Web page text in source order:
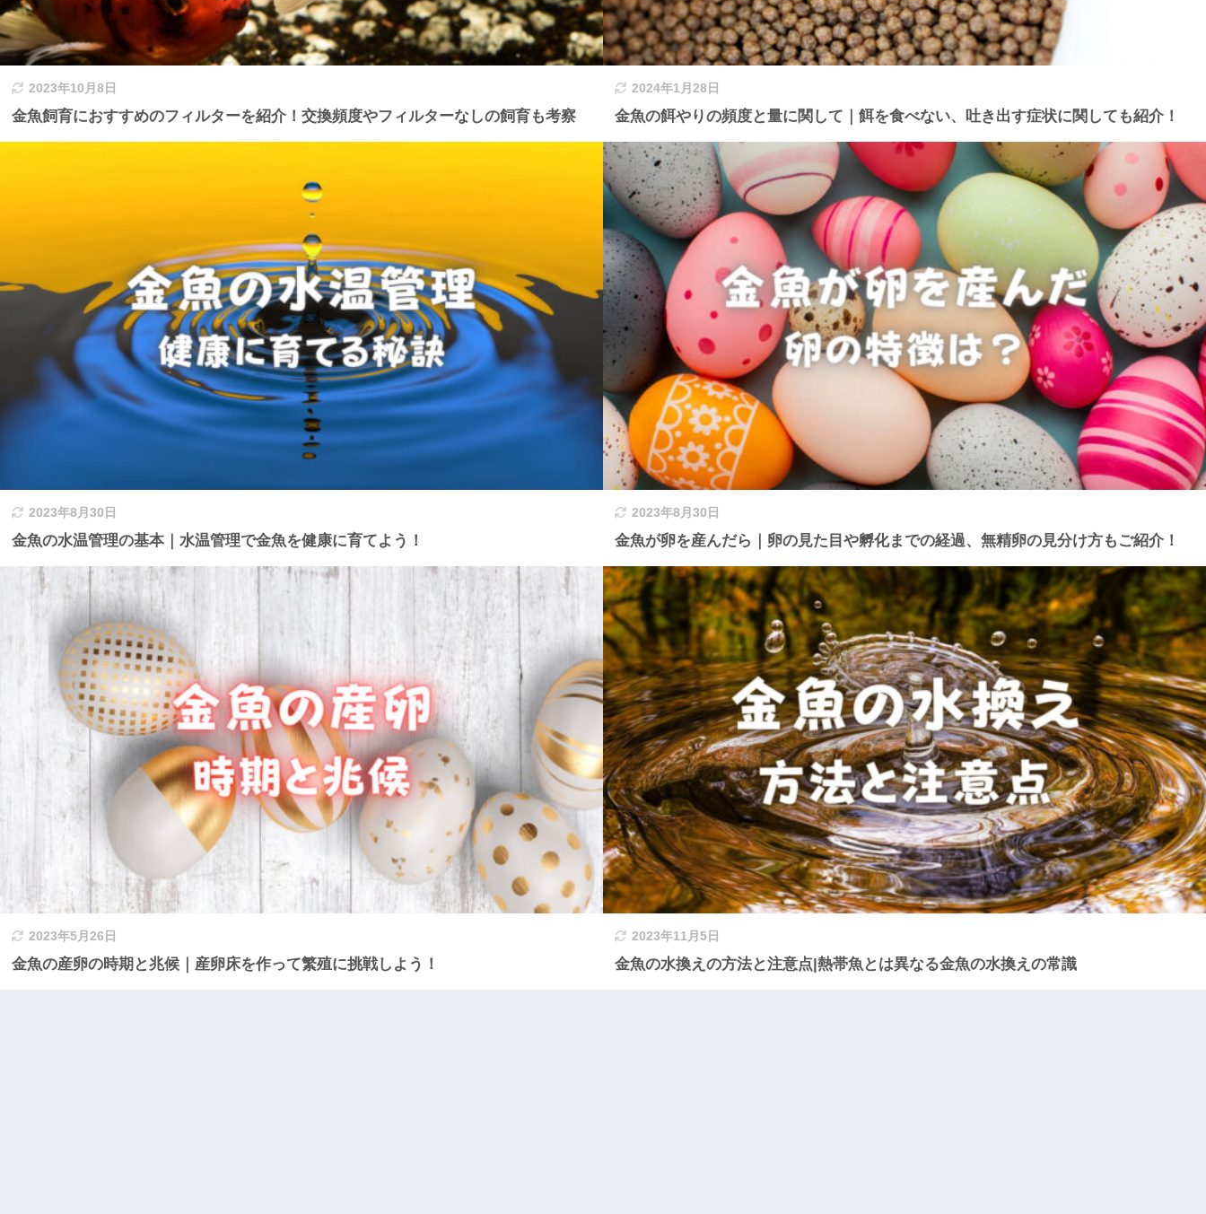
2023年10月8日
金魚飼育におすすめのフィルターを紹介！交換頻度やフィルターなしの飼育も考察
2024年1月28日
金魚の餌やりの頻度と量に関して｜餌を食べない、吐き出す症状に関しても紹介！
2023年8月30日
金魚の水温管理の基本｜水温管理で金魚を健康に育てよう！
2023年8月30日
金魚が卵を産んだら｜卵の見た目や孵化までの経過、無精卵の見分け方もご紹介！
2023年5月26日
金魚の産卵の時期と兆候｜産卵床を作って繁殖に挑戦しよう！
2023年11月5日
金魚の水換えの方法と注意点|熱帯魚とは異なる金魚の水換えの常識